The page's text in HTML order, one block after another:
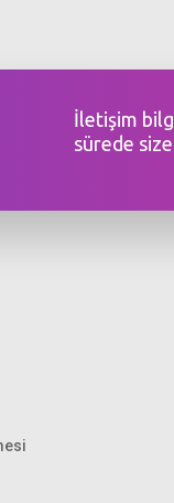
İletişim
sürede